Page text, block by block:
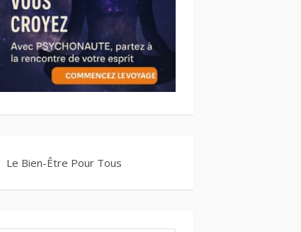
Le Bien-Être Pour Tous